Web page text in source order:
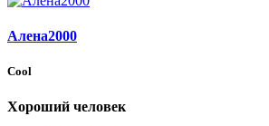
Алена2000
Cool
Хороший человек